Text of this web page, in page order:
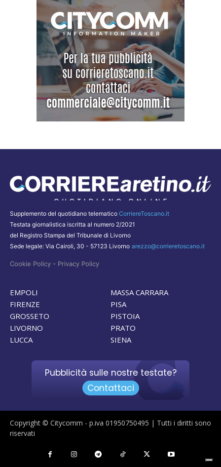
Supplemento del quotidiano telematico CorriereToscano.it
Testata giornalistica iscritta al numero 2/2021
del Registro Stampa del Tribunale di Livorno
Sede legale: Via Cairoli, 30 - 57123 Livorno arezzo@corrieretoscano.it
Cookie Policy - Privacy Policy
EMPOLI
FIRENZE
GROSSETO
LIVORNO
LUCCA
MASSA CARRARA
PISA
PISTOIA
PRATO
SIENA
Pubblicità sulle nostre testate?
Contattaci
Copyright © Citycomm - p.iva 01950750495 | Tutti i diritti sono
riservati